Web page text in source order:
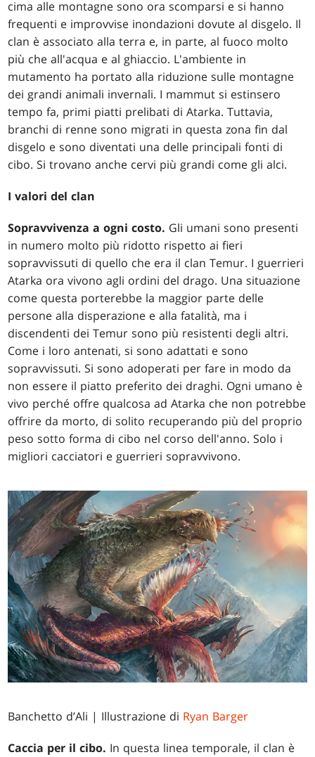
cima alle montagne sono ora scomparsi e si hanno
frequenti e improvvise inondazioni dovute al disgelo. Il
clan è associato alla terra e, in parte, al fuoco molto
più che all'acqua e al ghiaccio. L'ambiente in
mutamento ha portato alla riduzione sulle montagne
dei grandi animali invernali. I mammut si estinsero
tempo fa, primi piatti prelibati di Atarka. Tuttavia,
branchi di renne sono migrati in questa zona fin dal
disgelo e sono diventati una delle principali fonti di
cibo. Si trovano anche cervi più grandi come gli alci.
I valori del clan
Sopravvivenza a ogni costo. Gli umani sono presenti
in numero molto più ridotto rispetto ai fieri
sopravvissuti di quello che era il clan Temur. I guerrieri
Atarka ora vivono agli ordini del drago. Una situazione
come questa porterebbe la maggior parte delle
persone alla disperazione e alla fatalità, ma i
discendenti dei Temur sono più resistenti degli altri.
Come i loro antenati, si sono adattati e sono
sopravvissuti. Si sono adoperati per fare in modo da
non essere il piatto preferito dei draghi. Ogni umano è
vivo perché offre qualcosa ad Atarka che non potrebbe
offrire da morto, di solito recuperando più del proprio
peso sotto forma di cibo nel corso dell'anno. Solo i
migliori cacciatori e guerrieri sopravvivono.
Banchetto d’Ali | Illustrazione di Ryan Barger
Caccia per il cibo. In questa linea temporale, il clan è